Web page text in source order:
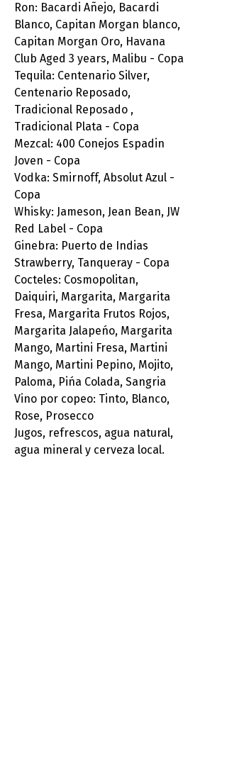
Ron: Bacardi Añejo, Bacardi
Blanco, Capitan Morgan blanco,
Capitan Morgan Oro, Havana
Club Aged 3 years, Malibu - Copa
Tequila: Centenario Silver,
Centenario Reposado,
Tradicional Reposado ,
Tradicional Plata - Copa
Mezcal: 400 Conejos Espadin
Joven - Copa
Vodka: Smirnoff, Absolut Azul -
Copa
Whisky: Jameson, Jean Bean, JW
Red Label - Copa
Ginebra: Puerto de Indias
Strawberry, Tanqueray - Copa
Cocteles: Cosmopolitan,
Daiquiri, Margarita, Margarita
Fresa, Margarita Frutos Rojos,
Margarita Jalapeńo, Margarita
Mango, Martini Fresa, Martini
Mango, Martini Pepino, Mojito,
Paloma, Pińa Colada, Sangria
Vino por copeo: Tinto, Blanco,
Rose, Prosecco
Jugos, refrescos, agua natural,
agua mineral y cerveza local.